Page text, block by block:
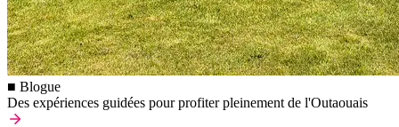
■ Blogue
Des expériences guidées pour profiter pleinement de l'Outaouais